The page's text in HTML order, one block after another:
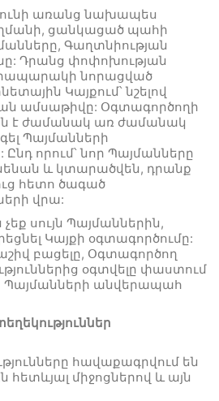
ունի առանց նախապես
ցանկացած պահի
Գաղտնիության
Դրանց փոփոխության
նորացված
Կայքում՝ նշելով
ամսաթիվը: Օգտագործողի
է ժամանակ առ ժամանակ
Պայմանների
որում՝ նոր Պայմանները
և կտարածվեն, դրանք
հետո ծագած
վրա:
սույն Պայմաններին,
Կայքի օգտագործումը:
բացելը, Օգտագործող
օգտվելը փաստում
Պայմանների անվերապահ
հավաքագրվում են
հետևյալ միջոցներով և այն